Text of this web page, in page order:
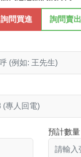
詢問買進 詢問賣出
預計數量